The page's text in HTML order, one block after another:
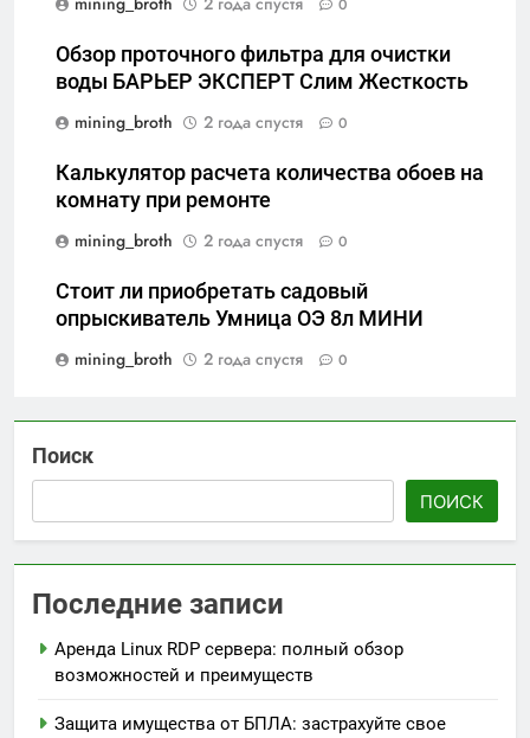
0
Обзор проточного фильтра для очистки
воды БАРЬЕР ЭКСПЕРТ Слим Жесткость
mining_broth
2 года спустя 0
Калькулятор расчета количества обоев на
комнату при ремонте
mining_broth
2 года спустя 0
Стоит ли приобретать садовый
опрыскиватель Умница ОЭ 8л МИНИ
mining_broth
2 года спустя 0
Поиск
ПОИСК
Последние записи
Аренда Linux RDP сервера: полный обзор
возможностей и преимуществ
Защита имущества от БПЛА: застрахуйте свое